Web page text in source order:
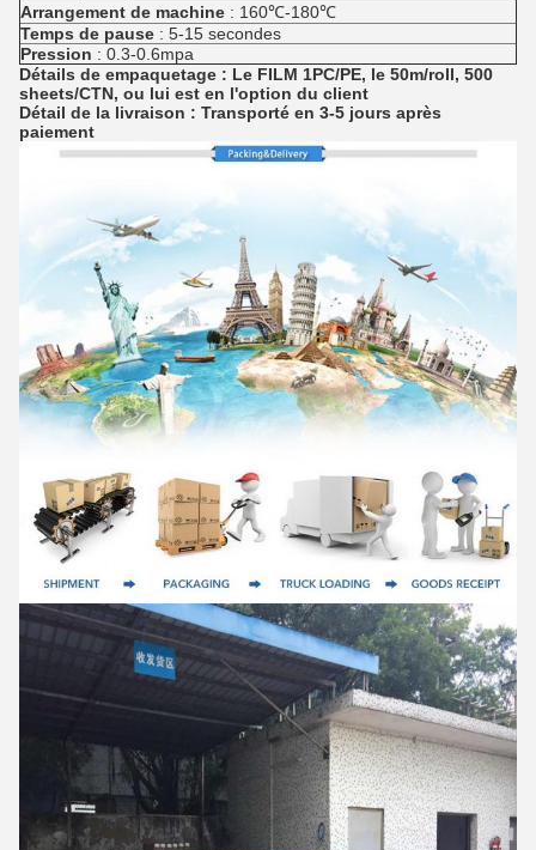
Arrangement de machine : 160℃-180℃
Temps de pause : 5-15 secondes
Pression : 0.3-0.6mpa
Détails de empaquetage : Le FILM 1PC/PE, le 50m/roll, 500
sheets/CTN, ou lui est en l'option du client
Détail de la livraison : Transporté en 3-5 jours après
paiement